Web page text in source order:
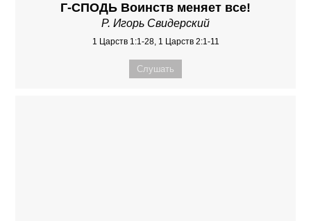
Г-СПОДЬ Воинств меняет все!
Р. Игорь Свидерский
1 Царств 1:1-28, 1 Царств 2:1-11
Слушать